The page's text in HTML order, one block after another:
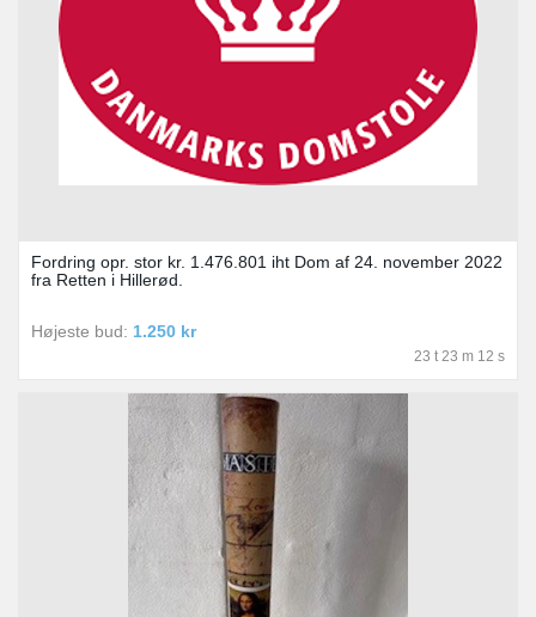
Fordring opr. stor kr. 1.476.801 iht Dom af 24. november 2022
fra Retten i Hillerød.
Højeste bud: 1.250 kr
23 t 23 m 12 s